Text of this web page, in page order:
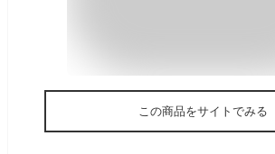
この商品をサイトでみる